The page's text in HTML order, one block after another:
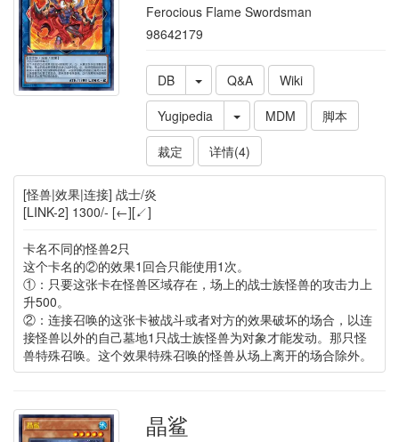
Ferocious Flame Swordsman
98642179
DB Q&A
Wiki
Yugipedia
MDM
脚本
裁定
详情(4)
[怪兽|效果|连接] 战士/炎
[LINK-2] 1300/- [←][↙]
卡名不同的怪兽2只
这个卡名的②的效果1回合只能使用1次。
①：只要这张卡在怪兽区域存在，场上的战士族怪兽的攻击力上
升500。
②：连接召唤的这张卡被战斗或者对方的效果破坏的场合，以连
接怪兽以外的自己墓地1只战士族怪兽为对象才能发动。那只怪
兽特殊召唤。这个效果特殊召唤的怪兽从场上离开的场合除外。
晶鲨